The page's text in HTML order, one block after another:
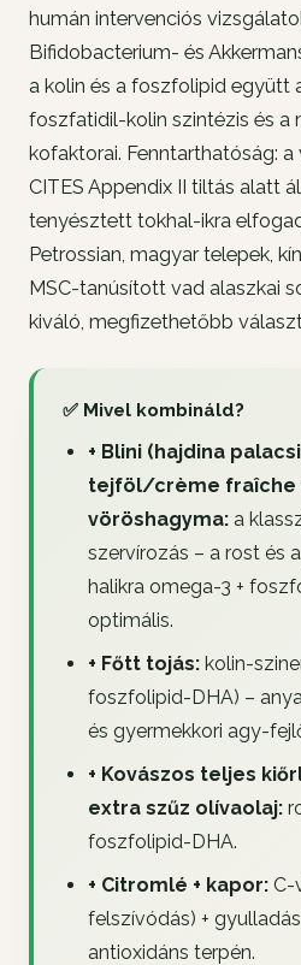
humán intervenciós
Bifidobacterium- és
a kolin és a foszfolipid együtt
foszfatidil-kolin szintézis és a
kofaktorai. Fenntarthatóság:
CITES Appendix II tiltás alatt
tenyésztett tokhal-ikra
Petrossian, magyar telepek,
MSC-tanúsított vad alaszkai
kiváló, megfizethetőbb
✅ Mivel kombináld?
+ Blini (hajdina
tejföl/crème fraîche
vöröshagyma:a
szervírozás – a rost és
halikra omega-3 +
optimális.
+ Főtt tojás:kolin-
foszfolipid-DHA) –
és gyermekkori agy-
+ Kovászos teljes
extra szűz olívaolaj:
foszfolipid-DHA.
+ Citromlé + kapor:C-
felszívódás) +
antioxidáns terpén.